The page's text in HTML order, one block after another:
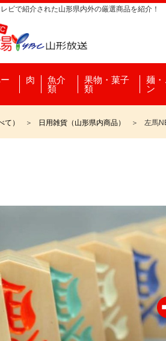
ビで紹介された山形県内外の厳選商品を紹介！
肉
魚介
類
果物・菓子
類
麺
ン
て） 日用雑貨（山形県内商品） 左馬